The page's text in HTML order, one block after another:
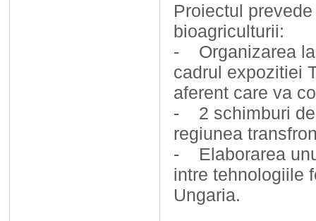
Proiectul
bioagriculturii:
- Organizarea la
cadrul expozitiei
aferent care va
- 2 schimburi de
regiunea
- Elaborarea
intre tehnologiile
Ungaria.